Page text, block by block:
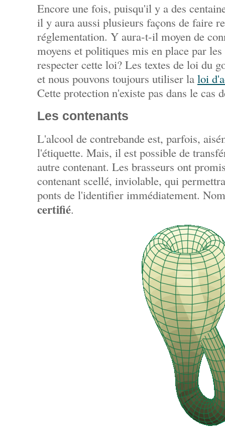
Encore une fois, puisqu'il y a des
il y aura aussi plusieurs façons de faire
réglementation. Y aura-t-il moyen de
moyens et politiques mis en place par
respecter cette loi? Les textes de loi du
et nous pouvons toujours utiliser la loi
Cette protection n'existe pas dans le cas
Les contenants
L'alcool de contrebande est, parfois,
l'étiquette. Mais, il est possible de
autre contenant. Les brasseurs ont
contenant scellé, inviolable, qui
ponts de l'identifier immédiatement.
certifié.